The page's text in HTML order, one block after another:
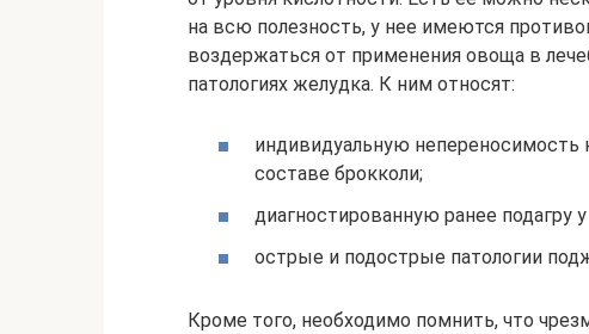
на всю полезность, у нее имеются
воздержаться от применения овоща в
патологиях желудка. К ним относят:
индивидуальную
составе брокколи;
диагностированную ранее подагру
острые и подострые патологии
Кроме того, необходимо помнить, что